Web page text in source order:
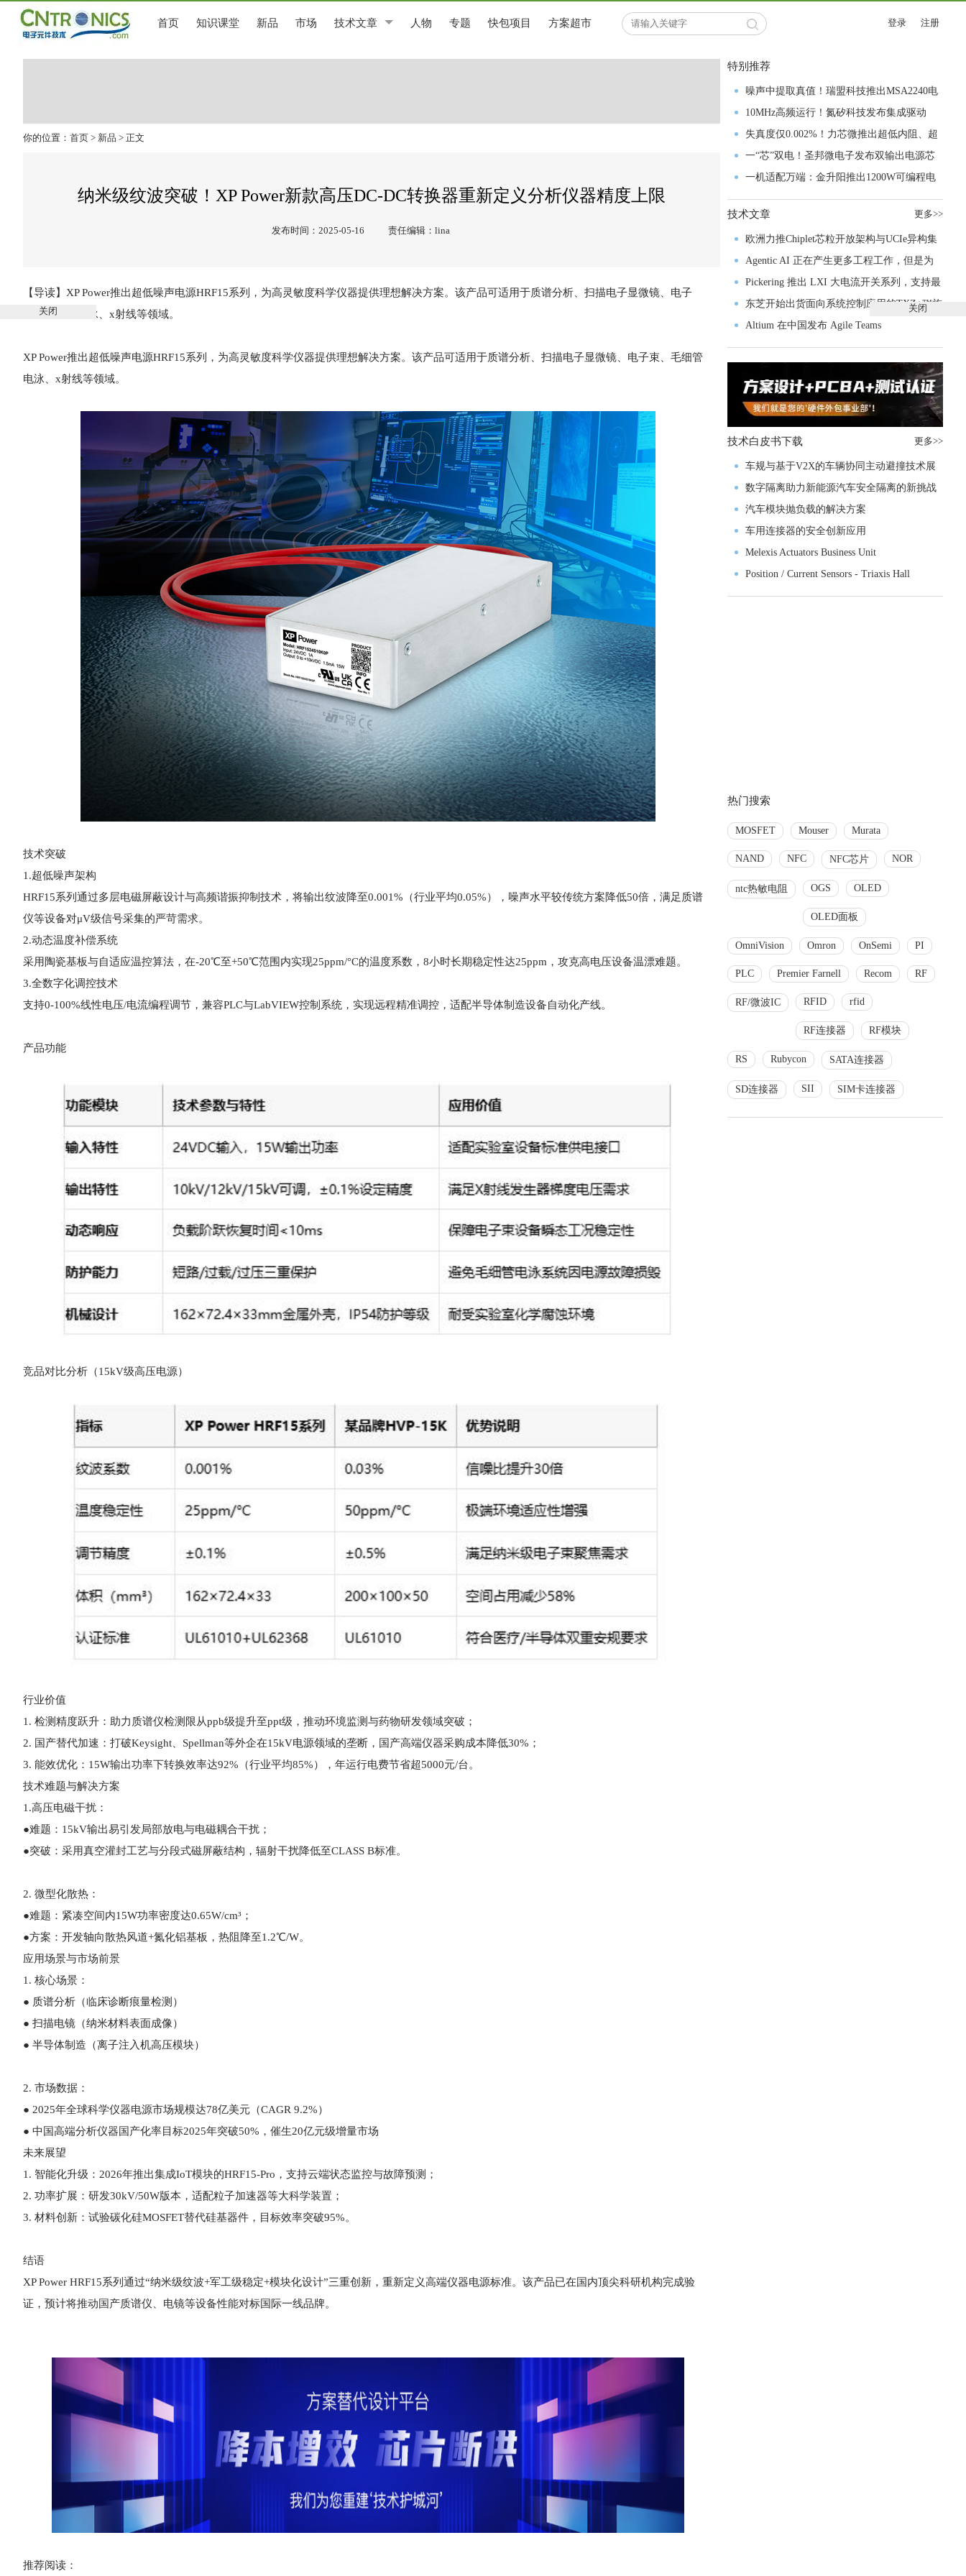
首页 知识课堂 新品 市场 技术文章 人物 专题 快包项目 方案超市 登录 注册
你的位置： 首页 > 新品 > 正文
纳米级纹波突破！XP Power新款高压DC-DC转换器重新定义分析仪器精度上限
发布时间：2025-05-16 责任编辑：lina
【导读】 XP Power推出超低噪声电源HRF15系列
，为高灵敏度科学仪器提供理想解决方案。该产品可适用于质谱分析、扫描电子显微镜、电子
束、毛细管电泳、x射线等领域。
XP Power推出超低噪声电源HRF15系列，为高灵敏度科学仪器提供理想解决方案。该产品可适用于质谱分析、扫描电子显微镜、电子束、毛细管
电泳、x射线等领域。
技术突破
1.超低噪声架构
HRF15系列通过多层电磁屏蔽设计与高频谐振抑制技术，将输出纹波降至0.001%（行业平均0.05%），噪声水平较传统方案降低50倍，满足质谱
仪等设备对μV级信号采集的严苛需求。
2.动态温度补偿系统
采用陶瓷基板与自适应温控算法，在-20℃至+50℃范围内实现25ppm/°C的温度系数，8小时长期稳定性达25ppm，攻克高电压设备温漂难题。
3.全数字化调控技术
支持0-100%线性电压/电流编程调节，兼容PLC与LabVIEW控制系统，实现远程精准调控，适配半导体制造设备自动化产线。
产品功能
竞品对比分析（15kV级高压电源）
行业价值
1. 检测精度跃升：助力质谱仪检测限从ppb级提升至ppt级，推动环境监测与药物研发领域突破；
2. 国产替代加速：打破Keysight、Spellman等外企在15kV电源领域的垄断，国产高端仪器采购成本降低30%；
3. 能效优化：15W输出功率下转换效率达92%（行业平均85%），年运行电费节省超5000元/台。
技术难题与解决方案
1.高压电磁干扰：
●难题：15kV输出易引发局部放电与电磁耦合干扰；
●突破：采用真空灌封工艺与分段式磁屏蔽结构，辐射干扰降低至CLASS B标准。
2. 微型化散热：
●难题：紧凑空间内15W功率密度达0.65W/cm³；
●方案：开发轴向散热风道+氮化铝基板，热阻降至1.2℃/W。
应用场景与市场前景
1. 核心场景：
● 质谱分析（临床诊断痕量检测）
● 扫描电镜（纳米材料表面成像）
● 半导体制造（离子注入机高压模块）
2. 市场数据：
● 2025年全球科学仪器电源市场规模达78亿美元（CAGR 9.2%）
● 中国高端分析仪器国产化率目标2025年突破50%，催生20亿元级增量市场
未来展望
1. 智能化升级：2026年推出集成IoT模块的HRF15-Pro，支持云端状态监控与故障预测；
2. 功率扩展：研发30kV/50W版本，适配粒子加速器等大科学装置；
3. 材料创新：试验碳化硅MOSFET替代硅基器件，目标效率突破95%。
结语
XP Power HRF15系列通过“纳米级纹波+军工级稳定+模块化设计”三重创新，重新定义高端仪器电源标准。该产品已在国内顶尖科研机构完成验
证，预计将推动国产质谱仪、电镜等设备性能对标国际一线品牌。
推荐阅读：
特别推荐
噪声中提取真值！瑞盟科技推出MSA2240电
流检测芯片赋能多元高端测量场景
10MHz高频运行！氮矽科技发布集成驱动
GaN芯片，助力电源能效再攀新高
失真度仅0.002%！力芯微推出超低内阻、超
低失真4PST模拟开关
一“芯”双电！圣邦微电子发布双输出电源芯
片，简化AFE与音频设计
一机适配万端：金升阳推出1200W可编程电
源，赋能高端装备制造
技术文章 更多>>
欧洲力推Chiplet芯粒开放架构与UCIe异构集
成以加速其汽车产业生态智能化进程
Agentic AI 正在产生更多工程工作，但是为
什么系统开发进展并没有更快？
Pickering 推出 LXI 大电流开关系列，支持最
高 80A、300V 信号
东芝开始出货面向系统控制应用的TXZ+™族
入门级M4V组
Altium 在中国发布 Agile Teams
技术白皮书下载 更多>>
车规与基于V2X的车辆协同主动避撞技术展
望
数字隔离助力新能源汽车安全隔离的新挑战
汽车模块抛负载的解决方案
车用连接器的安全创新应用
Melexis Actuators Business Unit
Position / Current Sensors - Triaxis Hall
热门搜索
MOSFET Mouser Murata
NAND NFC NFC芯片 NOR
ntc热敏电阻 OGS OLED
OLED面板
OmniVision Omron OnSemi PI
PLC Premier Farnell Recom RF
RF/微波IC RFID rfid
RF连接器 RF模块
RS Rubycon SATA连接器
SD连接器 SII SIM卡连接器
关闭 关闭